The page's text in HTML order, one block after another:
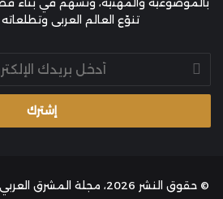
بالموضوعية والمهنية، وتُسهم في
تنوّع العالم العربي
أدخل
بريدك
الإلكتروني
© حقوق النشر 2026، مجلة